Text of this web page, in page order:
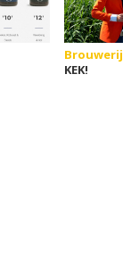
Brouwerij
KEK!